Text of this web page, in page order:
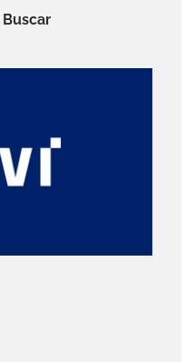
Buscar